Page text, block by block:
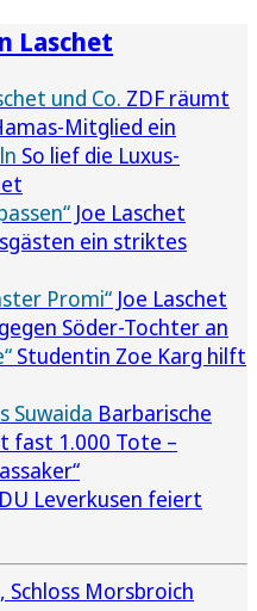
Laschet
und Co. ZDF räumt
Mitglied ein
So lief die Luxus-
Joe Laschet
ein striktes
Promi“ Joe Laschet
Söder-Tochter an
Studentin Zoe Karg hilft
Suwaida Barbarische
fast 1.000 Tote –
Leverkusen feiert
Schloss Morsbroich